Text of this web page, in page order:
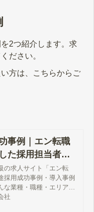
2つ紹介します。求
ださい。
方は、こちらからご
事例｜エン転職
た採用担当者の
の求人サイト「エン転
採用成功事例・導入事例
な業種・職種・エリアの
名応募が集まったのか？
社